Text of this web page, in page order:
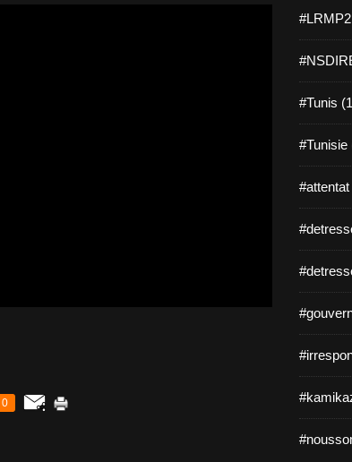
0
#Tunis
#Tunisie
#attentat